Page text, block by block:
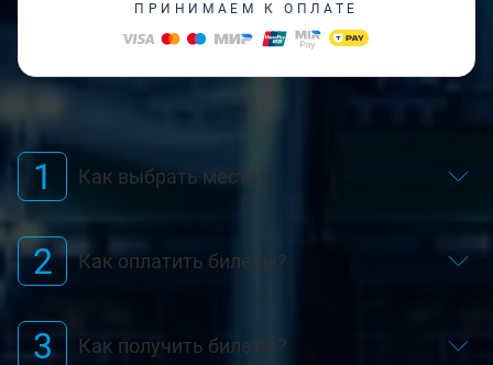
ПРИНИМАЕМ К ОПЛАТЕ
1 Как выбрать места?
2 Как оплатить билеты?
3 Как получить билеты?